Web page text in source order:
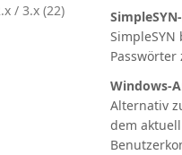
/ 3.x (22)
Windows-
Alternativ
dem